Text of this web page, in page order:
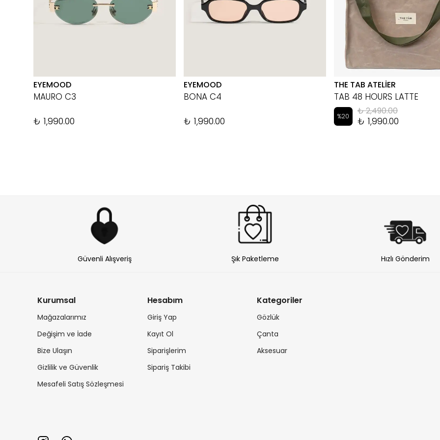
EYEMOOD
MAURO C3
₺ 1,990.00
EYEMOOD
BONA C4
₺ 1,990.00
THE TAB ATELİER
TAB 48 HOURS LATTE
%20 ₺ 2,490.00
₺ 1,990.00
Güvenli Alışveriş Şık Paketleme Hızlı Gönderim
Kurumsal
Mağazalarımız
Değişim ve İade
Bize Ulaşın
Gizlilik ve Güvenlik
Mesafeli Satış Sözleşmesi
Hesabım
Giriş Yap
Kayıt Ol
Siparişlerim
Sipariş Takibi
Kategoriler
Gözlük
Çanta
Aksesuar